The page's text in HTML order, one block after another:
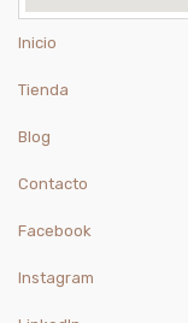
Inicio
Tienda
Blog
Contacto
Facebook
Instagram